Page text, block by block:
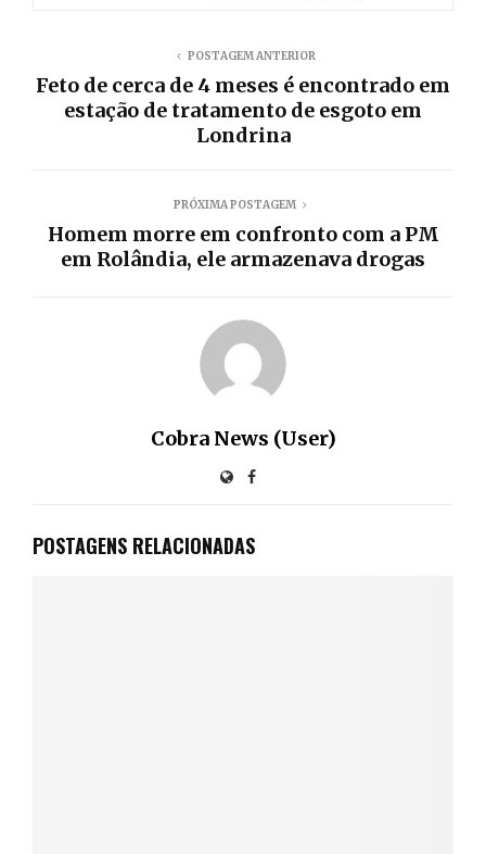
POSTAGEM ANTERIOR
Feto de cerca de 4 meses é encontrado em
estação de tratamento de esgoto em
Londrina
PRÓXIMA POSTAGEM
Homem morre em confronto com a PM
em Rolândia, ele armazenava drogas
Cobra News (User)
POSTAGENS RELACIONADAS